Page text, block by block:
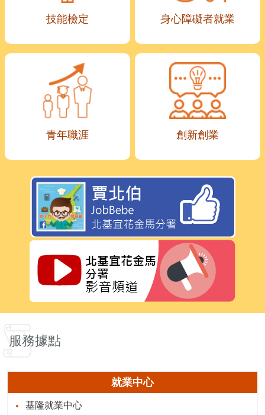
技能檢定 身心障礙者就業
青年職涯 創新創業
服務據點
就業中心
基隆就業中心